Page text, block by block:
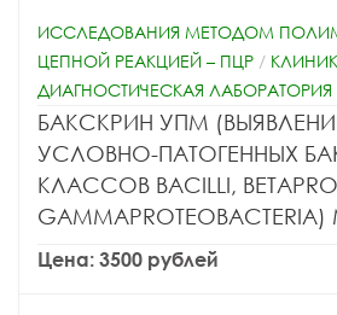
ИССЛЕДОВАНИЯ МЕТОДОМ
ЦЕПНОЙ РЕАКЦИЕЙ – ПЦР /
ДИАГНОСТИЧЕСКАЯ ЛАБОРАТОРИЯ
БАКСКРИН УПМ
УСЛОВНО-ПАТОГЕННЫХ
КЛАССОВ BACILLI,
Цена: 3500 рублей